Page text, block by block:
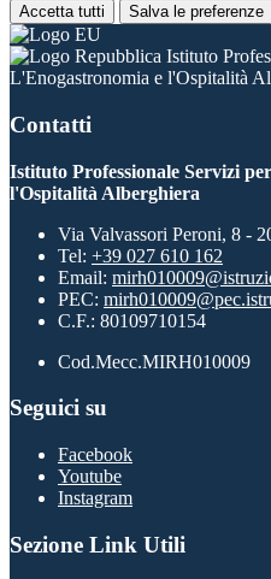
Accetta tutti Salva le preferenze
Istituto
L'Enogastronomia e l'Ospitalità
Contatti
Istituto Professionale Servizi
l'Ospitalità Alberghiera
Via Valvassori Peroni, 8 -
Tel: +39 027 610 162
Email:
PEC:
C.F.: 80109710154
Cod.Mecc.MIRH010009
Seguici su
Facebook
Youtube
Instagram
Sezione Link Utili